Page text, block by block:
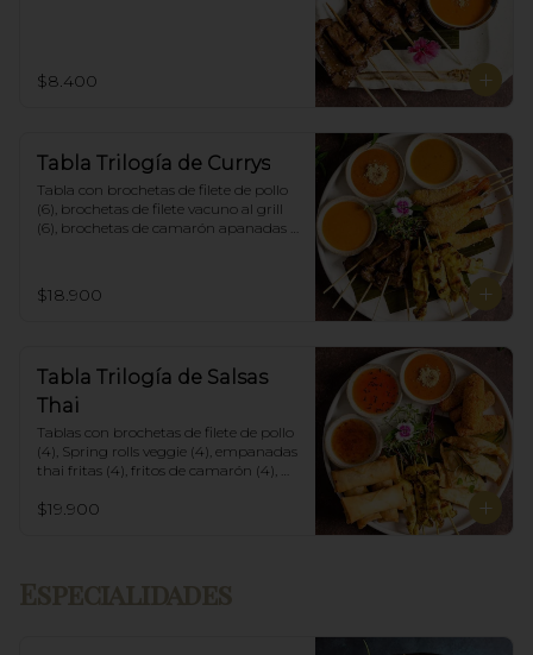
$8.400
Tabla Trilogía de Currys
Tabla con brochetas de filete de pollo
(6), brochetas de filete vacuno al grill
(6), brochetas de camarón apanadas
amarillo.
$18.900
Tabla Trilogía de Salsas
Thai
Tablas con brochetas de filete de pollo
(4), Spring rolls veggie (4), empanadas
thai fritas (4), fritos de camarón (4),
Salsa de Maní y Soja spicy.
$19.900